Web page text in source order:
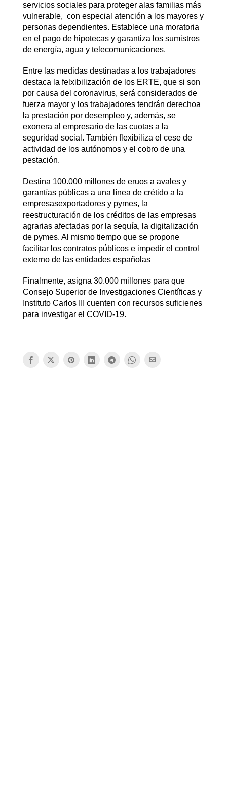
servicios sociales para proteger alas familias más
vulnerable, con especial atención a los mayores y
personas dependientes. Establece una moratoria
en el pago de hipotecas y garantiza los sumistros
de energía, agua y telecomunicaciones.
Entre las medidas destinadas a los trabajadores
destaca la felxibilización de los ERTE, que si son
por causa del coronavirus, será considerados de
fuerza mayor y los trabajadores tendrán derechoa
la prestación por desempleo y, además, se
exonera al empresario de las cuotas a la
seguridad social. También flexibiliza el cese de
actividad de los autónomos y el cobro de una
pestación.
Destina 100.000 millones de eruos a avales y
garantías públicas a una línea de crétido a la
empresasexportadores y pymes, la
reestructuración de los créditos de las empresas
agrarias afectadas por la sequía, la digitalización
de pymes. Al mismo tiempo que se propone
facilitar los contratos públicos e impedir el control
externo de las entidades españolas
Finalmente, asigna 30.000 millones para que
Consejo Superior de Investigaciones Científicas y
Instituto Carlos III cuenten con recursos suficienes
para investigar el COVID-19.